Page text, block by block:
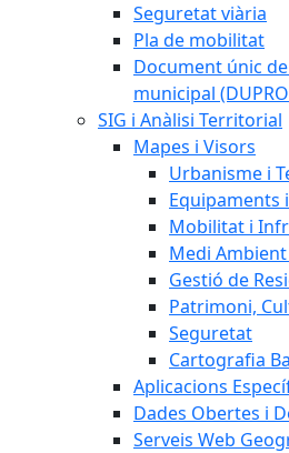
Seguretat viària
Pla de mobilitat
Document únic
municipal
SIG i Anàlisi Territorial
Mapes i Visors
Urbanisme i
Equipaments
Mobilitat i
Medi
Gestió de
Patrimoni,
Seguretat
Cartografia
Aplicacions
Dades Obertes i
Serveis Web